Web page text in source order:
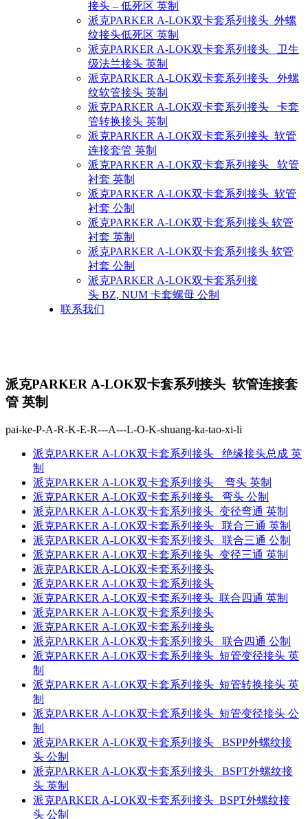
接头 – 低死区 英制
派克PARKER A-LOK双卡套系列接头 外螺
纹接头低死区 英制
派克PARKER A-LOK双卡套系列接头 卫生
级法兰接头 英制
派克PARKER A-LOK双卡套系列接头 外螺
纹软管接头 英制
派克PARKER A-LOK双卡套系列接头 卡套
管转换接头 英制
派克PARKER A-LOK双卡套系列接头 软管
连接套管 英制
派克PARKER A-LOK双卡套系列接头 软管
衬套 英制
派克PARKER A-LOK双卡套系列接头 软管
衬套 公制
派克PARKER A-LOK双卡套系列接头 软管
衬套 英制
派克PARKER A-LOK双卡套系列接头 软管
衬套 公制
派克PARKER A-LOK双卡套系列接
头 BZ, NUM 卡套螺母 公制
联系我们
派克PARKER A-LOK双卡套系列接头 软管连接套
管 英制
pai-ke-P-A-R-K-E-R---A---L-O-K-shuang-ka-tao-xi-li
派克PARKER A-LOK双卡套系列接头 绝缘接头总成 英
制
派克PARKER A-LOK双卡套系列接头 弯头 英制
派克PARKER A-LOK双卡套系列接头 弯头 公制
派克PARKER A-LOK双卡套系列接头 变径弯通 英制
派克PARKER A-LOK双卡套系列接头 联合三通 英制
派克PARKER A-LOK双卡套系列接头 联合三通 公制
派克PARKER A-LOK双卡套系列接头 变径三通 英制
派克PARKER A-LOK双卡套系列接头
派克PARKER A-LOK双卡套系列接头
派克PARKER A-LOK双卡套系列接头 联合四通 英制
派克PARKER A-LOK双卡套系列接头
派克PARKER A-LOK双卡套系列接头
派克PARKER A-LOK双卡套系列接头 联合四通 公制
派克PARKER A-LOK双卡套系列接头 短管变径接头 英
制
派克PARKER A-LOK双卡套系列接头 短管转换接头 英
制
派克PARKER A-LOK双卡套系列接头 短管变径接头 公
制
派克PARKER A-LOK双卡套系列接头 BSPP外螺纹接
头 公制
派克PARKER A-LOK双卡套系列接头 BSPT外螺纹接
头 英制
派克PARKER A-LOK双卡套系列接头 BSPT外螺纹接
头 公制